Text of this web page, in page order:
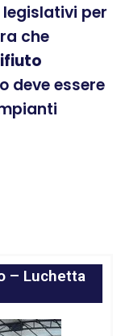
per
che
deve essere
– Luchetta